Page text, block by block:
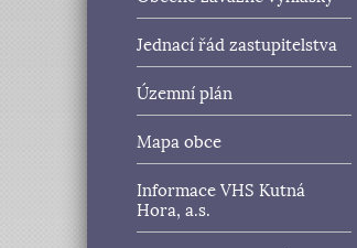
Jednací řád zastupitelstva
Územní plán
Mapa obce
Informace VHS Kutná
Hora, a.s.